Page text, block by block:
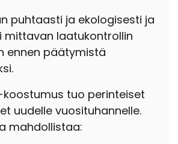
puhtaasti ja ekologisesti ja
mittavan laatukontrollin
ennen päätymistä
koostumus tuo perinteiset
uudelle vuosituhannelle.
mahdollistaa: